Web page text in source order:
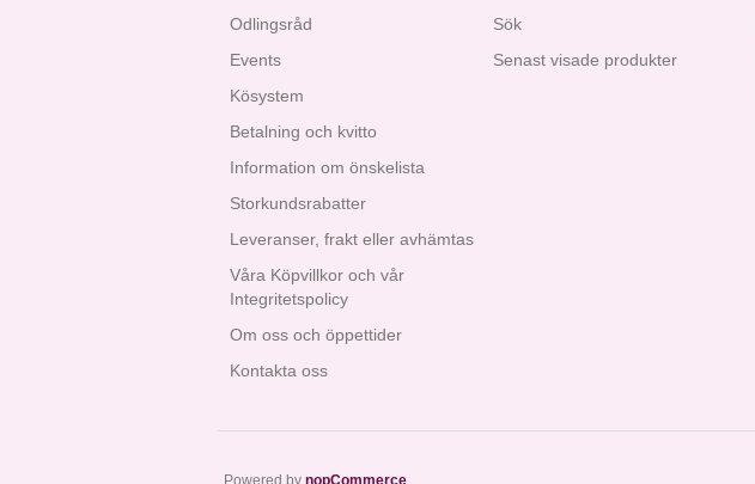
Odlingsråd
Events
Kösystem
Betalning och kvitto
Information om önskelista
Storkundsrabatter
Leveranser, frakt eller avhämtas
Våra Köpvillkor och vår
Integritetspolicy
Om oss och öppettider
Kontakta oss
Sök
Senast visade produkter
Powered by nopCommerce